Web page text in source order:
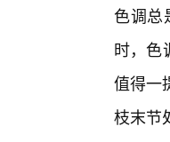
色调总
时，色
值得一
枝末节